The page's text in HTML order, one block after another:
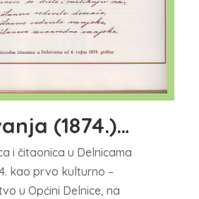
(1874.)…
i čitaonica u Delnicama
kao prvo kulturno –
u Općini Delnice, na